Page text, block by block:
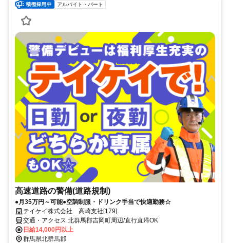
アルバイト・パート
高速道路の警備(道路規制)
●月35万円～可能●空調制服・ドリンク手当で快適勤務☆
テイケイ株式会社 高崎支社[179]
交通・アクセス 北群馬郡吉岡町周辺/直行直帰OK
日給14,000円以上
群馬県北群馬郡